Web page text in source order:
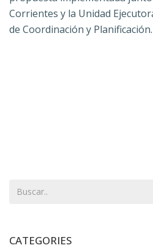
Corrientes y la Unidad
de Coordinación y
CATEGORIES